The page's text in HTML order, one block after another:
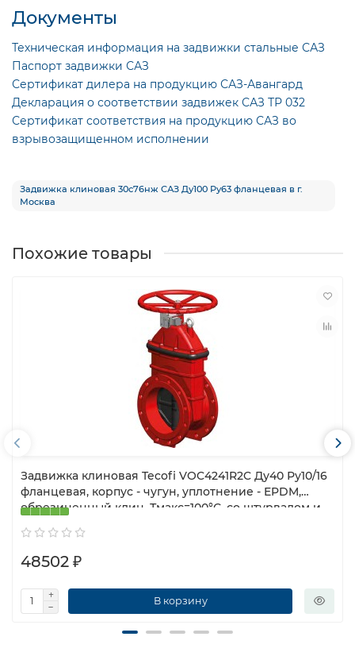
Документы
Техническая информация на задвижки стальные САЗ
Паспорт задвижки САЗ
Сертификат дилера на продукцию САЗ-Авангард
Декларация о соответствии задвижек САЗ ТР 032
Сертификат соответствия на продукцию САЗ во
взрывозащищенном исполнении
Задвижка клиновая 30с76нж САЗ Ду100 Ру63 фланцевая в г.
Москва
Похожие товары
Задвижка клиновая Tecofi VOC4241R2C Ду40 Ру10/16
фланцевая, корпус - чугун, уплотнение - EPDM,
обрезиненный клин, Тмакс=100°С, со штурвалом и
48502 ₽
В корзину